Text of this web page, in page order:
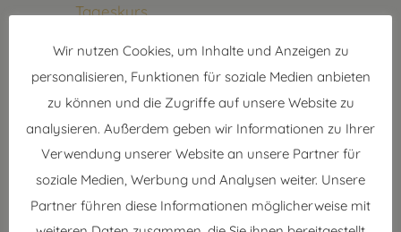
Tageskurs
Wir nutzen Cookies, um Inhalte und Anzeigen zu
personalisieren, Funktionen für soziale Medien anbieten
zu können und die Zugriffe auf unsere Website zu
analysieren. Außerdem geben wir Informationen zu Ihrer
Verwendung unserer Website an unsere Partner für
soziale Medien, Werbung und Analysen weiter. Unsere
Partner führen diese Informationen möglicherweise mit